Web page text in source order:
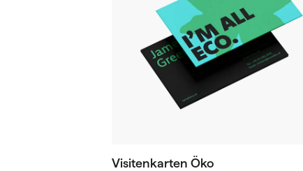
Visitenkarten Öko